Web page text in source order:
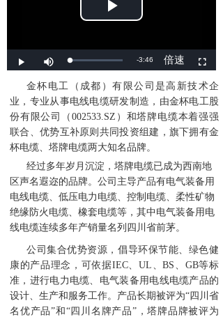
金杯电工（成都）有限公司是高新技术企
业， 专业从事电线电缆研发制造 ，由金杯电工股
份有限公司（002533.SZ）和塔牌电缆本着强强
联合、优势互补原则共同投资组建，旗下拥有金
杯电缆、塔牌电缆两大知名品牌。
经过多年岁月沉淀，塔牌电缆已成为西南地
区声名遐迩的品牌。公司主导产品有电气装备用
电线电缆、低压电力电缆、控制电缆、柔性矿物
绝缘防火电缆、橡套电缆等，其中电气装备用电
线电缆连续多年产销量名列四川省前茅。
公司集合优势资源，倡导环保节能、绿色健
康的产品理念，可依据IEC、UL、BS、GB等标
准，进行电力电缆、电气装备用电线电缆产品的
设计、生产和服务工作。产品长期被评为“四川省
名优产品”和“四川名牌产品”，塔牌品牌被评为